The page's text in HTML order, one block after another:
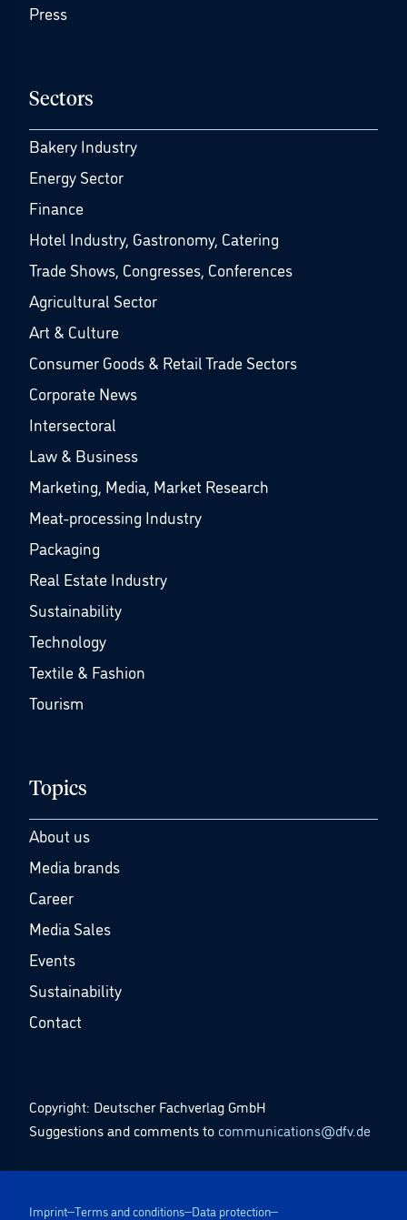
Press
Sectors
Bakery Industry
Energy Sector
Finance
Hotel Industry, Gastronomy, Catering
Trade Shows, Congresses, Conferences
Agricultural Sector
Art & Culture
Consumer Goods & Retail Trade Sectors
Corporate News
Intersectoral
Law & Business
Marketing, Media, Market Research
Meat-processing Industry
Packaging
Real Estate Industry
Sustainability
Technology
Textile & Fashion
Tourism
Topics
About us
Media brands
Career
Media Sales
Events
Sustainability
Contact
Copyright: Deutscher Fachverlag GmbH
Suggestions and comments to communications@dfv.de
Imprint Terms and conditions Data protection